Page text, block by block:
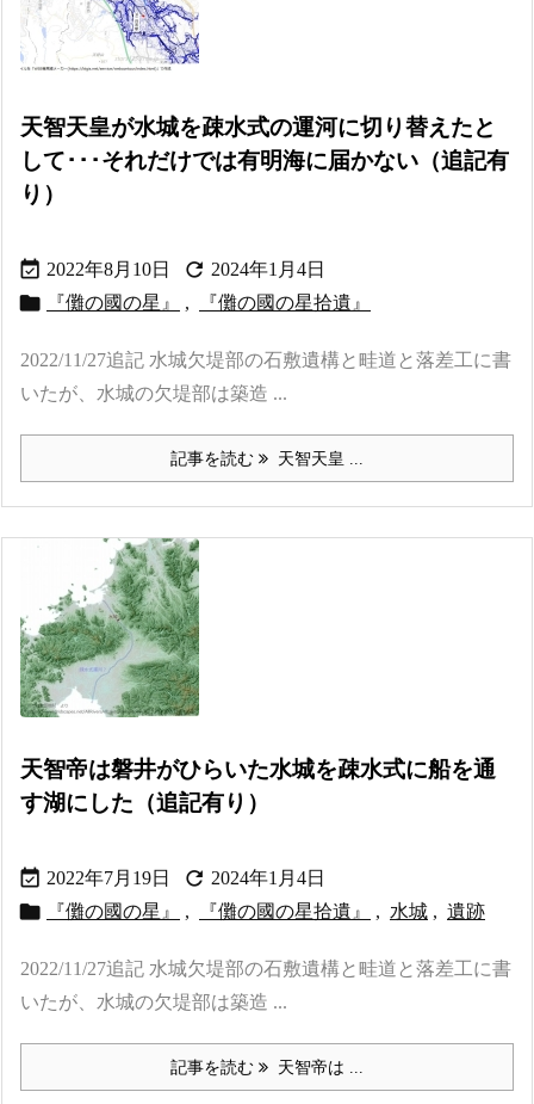
天智天皇が水城を疎水式の運河に切り替えたと
して･･･それだけでは有明海に届かない（追記有
り）
 2022年8月10日  2024年1月4日
 『儺の國の星』 , 『儺の國の星拾遺』
2022/11/27追記 水城欠堤部の石敷遺構と畦道と落差工に書
いたが、水城の欠堤部は築造 ...
記事を読む 天智天皇 ...
天智帝は磐井がひらいた水城を疎水式に船を通
す湖にした（追記有り）
 2022年7月19日  2024年1月4日
 『儺の國の星』 , 『儺の國の星拾遺』 , 水城 , 遺跡
2022/11/27追記 水城欠堤部の石敷遺構と畦道と落差工に書
いたが、水城の欠堤部は築造 ...
記事を読む 天智帝は ...